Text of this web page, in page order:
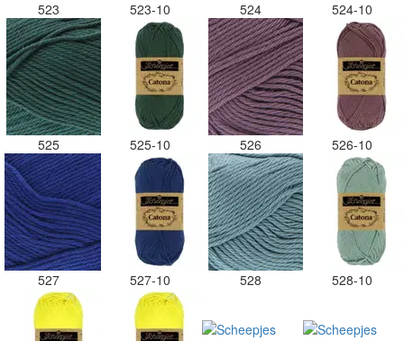
523 523-10 524 524-10
525 525-10 526 526-10
527 527-10 528 528-10